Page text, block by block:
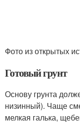
Фото из открытых
Готовый грунт
Основу грунта
низинный). Чаще
мелкая галька,